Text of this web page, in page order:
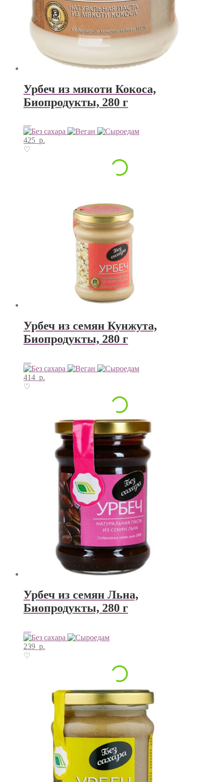
Урбеч из мякоти Кокоса,
Биопродукты, 280 г
425 р.
♡
Урбеч из семян Кунжута,
Биопродукты, 280 г
414 р.
♡
Урбеч из семян Льна,
Биопродукты, 280 г
239 р.
♡